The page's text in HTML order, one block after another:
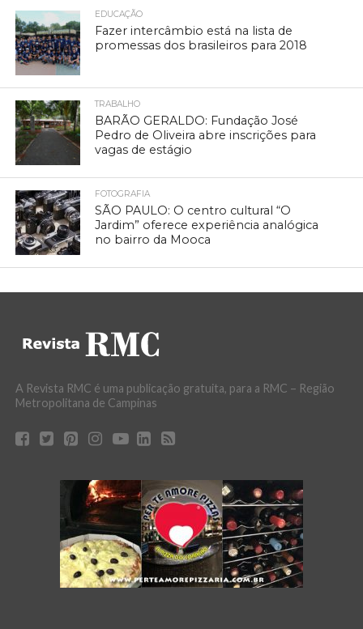
EDUCAÇÃO
Fazer intercâmbio está na lista de
promessas dos brasileiros para 2018
TRABALHO
BARÃO GERALDO: Fundação José
Pedro de Oliveira abre inscrições para
vagas de estágio
FOTOGRAFIA
SÃO PAULO: O centro cultural “O
Jardim” oferece experiência analógica
no bairro da Mooca
A Revista RMC é uma publicação gratuita, para a RMC – Região
Metropolitana de Campinas